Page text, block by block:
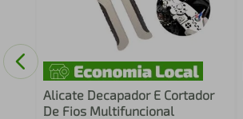
Alicate Decapador E Cortador
De Fios Multifuncional